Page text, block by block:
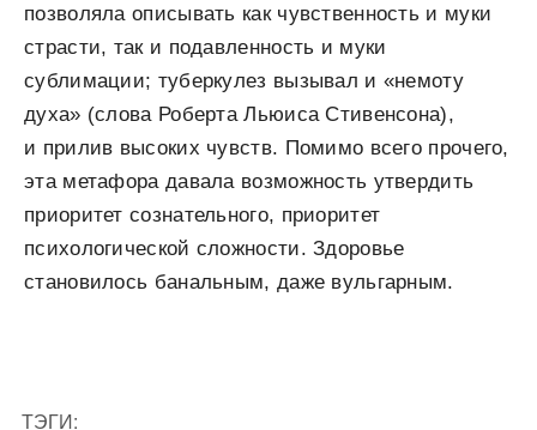
позволяла описывать как чувственность и муки
страсти, так и подавленность и муки
сублимации; туберкулез вызывал и «немоту
духа» (слова Роберта Льюиса Стивен­сона),
и прилив высоких чувств. Помимо всего прочего,
эта метафора давала возможность утвердить
приоритет сознательного, приоритет
психологической сложности. Здоровье
становилось банальным, даже вульгарным.
ТЭГИ: